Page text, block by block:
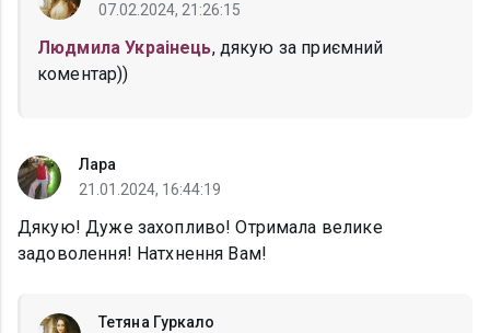
07.02.2024, 21:26:15
Людмила Украінець, дякую за приємний
коментар))
Лара
21.01.2024, 16:44:19
Дякую! Дуже захопливо! Отримала велике
задоволення! Натхнення Вам!
Тетяна Гуркало